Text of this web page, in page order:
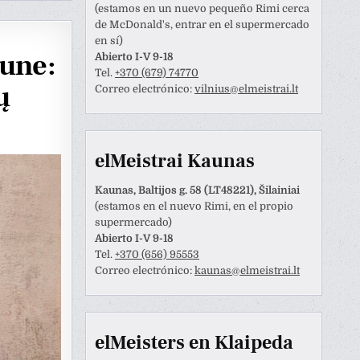
Anastazija Lukoševičienė
prieš 3 metų
paliko tik
prieš 3 metų
greitai bei kokybiškai
atliktas darbas.
(estamos en un nuevo pequeño Rimi cerca
de McDonald's, entrar en el supermercado
en sí)
Abierto I-V 9-18
Tel. +370 (679) 74770
Correo electrónico: vilnius@elmeistrai.lt
elMeistrai Kaunas
Kaunas, Baltijos g. 58 (LT48221), Šilainiai
(estamos en el nuevo Rimi, en el propio
supermercado)
Abierto I-V 9-18
Tel. +370 (656) 95553
Correo electrónico: kaunas@elmeistrai.lt
elMeisters en Klaipeda